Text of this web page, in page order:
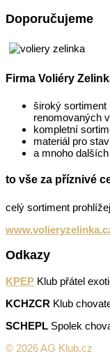
Doporučujeme
Firma Voliéry
široký sortiment
renomovaných
kompletní
materiál pro
a mnoho
to vše za příznivé
celý sortiment
Odkazy
KPEP Klub přátel
KCHZCR Klub
SCHEPL Spolek
© 2026 AG Klub.cz